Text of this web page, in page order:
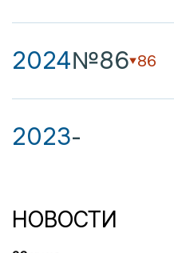
2024№86 86
2023-
НОВОСТИ